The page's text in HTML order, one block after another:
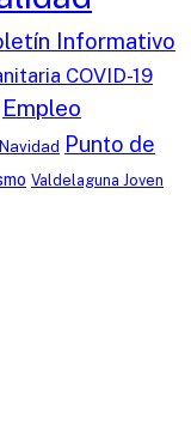
Informativo
COVID-19
Empleo
Navidad Punto de
Valdelaguna Joven